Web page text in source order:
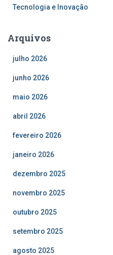
Tecnologia e Inovação
Arquivos
julho 2026
junho 2026
maio 2026
abril 2026
fevereiro 2026
janeiro 2026
dezembro 2025
novembro 2025
outubro 2025
setembro 2025
agosto 2025